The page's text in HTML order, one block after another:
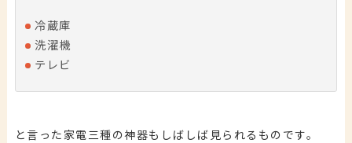
冷蔵庫
洗濯機
テレビ
と言った家電三種の神器もしばしば見られるものです。